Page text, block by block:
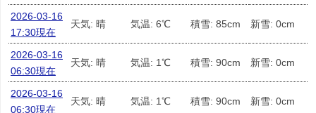
2026-03-16
17:30現在
天気: 晴 気温: 6℃ 積雪: 85cm 新雪: 0cm
2026-03-16
06:30現在
天気: 晴 気温: 1℃ 積雪: 90cm 新雪: 0cm
2026-03-16
06:30現在
天気: 晴 気温: 1℃ 積雪: 90cm 新雪: 0cm